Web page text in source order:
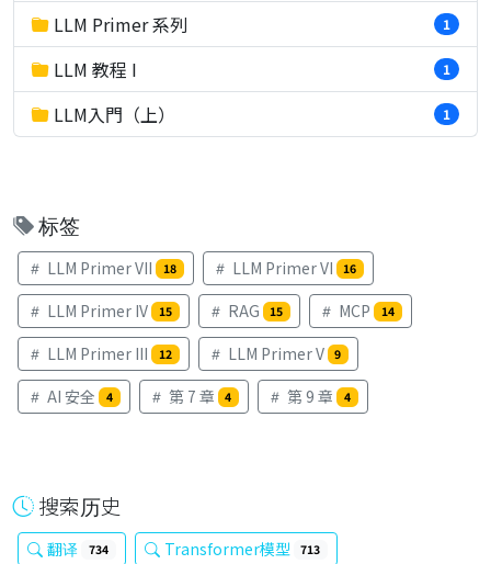
LLM Primer 系列 1
LLM 教程 I 1
LLM入門（上） 1
标签
LLM Primer VII 18 LLM Primer VI 16
LLM Primer IV 15 RAG 15 MCP 14
LLM Primer III 12 LLM Primer V 9
AI 安全 4 第 7 章 4 第 9 章 4
搜索历史
翻译 734 Transformer模型 713